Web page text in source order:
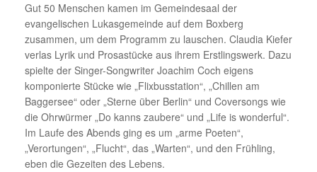
Gut 50 Menschen kamen im Gemeindesaal der
evangelischen Lukasgemeinde auf dem Boxberg
zusammen, um dem Programm zu lauschen. Claudia Kiefer
verlas Lyrik und Prosastücke aus ihrem Erstlingswerk. Dazu
spielte der Singer-Songwriter Joachim Coch eigens
komponierte Stücke wie „Flixbusstation“, „Chillen am
Baggersee“ oder „Sterne über Berlin“ und Coversongs wie
die Ohrwürmer „Do kanns zaubere“ und „Life is wonderful“.
Im Laufe des Abends ging es um „arme Poeten“,
„Verortungen“, „Flucht“, das „Warten“, und den Frühling,
eben die Gezeiten des Lebens.